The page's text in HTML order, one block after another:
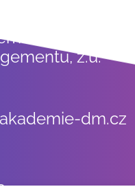
digitálního
z.ú.
dm.cz